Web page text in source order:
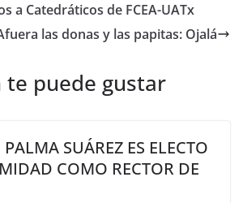
a Catedráticos de FCEA-UATx
las donas y las papitas: Ojalá
te puede gustar
SUÁREZ ES ELECTO
COMO RECTOR DE